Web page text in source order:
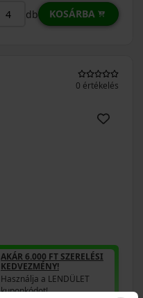
db KOSÁRBA
0 értékelés
AKÁR 6.000 FT SZERELÉSI
KEDVEZMÉNY!
Használja a LENDÜLET
kuponkódot!